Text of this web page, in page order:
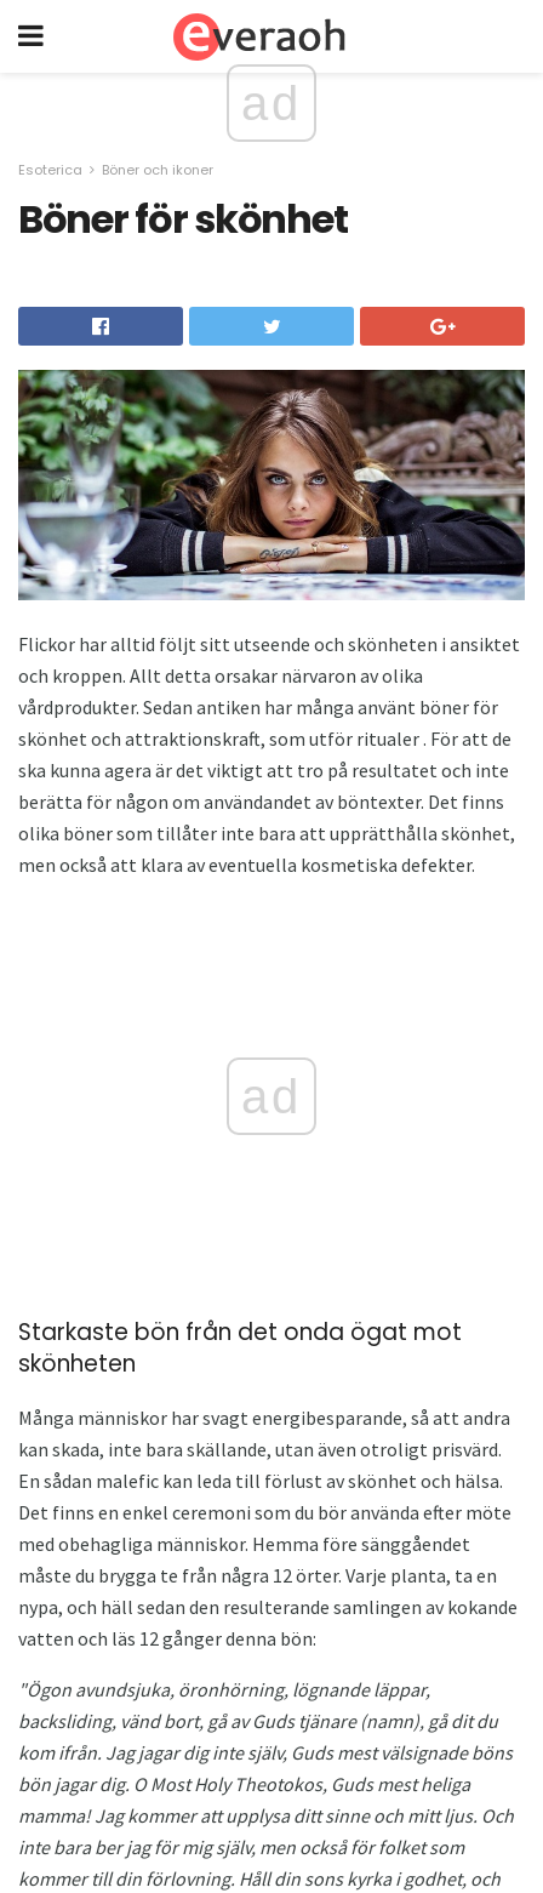
ad
Esoterica Böner och ikoner
Böner för skönhet
Flickor har alltid följt sitt utseende och skönheten i ansiktet
och kroppen. Allt detta orsakar närvaron av olika
vårdprodukter. Sedan antiken har många använt böner för
skönhet och attraktionskraft, som utför ritualer . För att de
ska kunna agera är det viktigt att tro på resultatet och inte
berätta för någon om användandet av böntexter. Det finns
olika böner som tillåter inte bara att upprätthålla skönhet,
men också att klara av eventuella kosmetiska defekter.
ad
Starkaste bön från det onda ögat mot
skönheten
Många människor har svagt energibesparande, så att andra
kan skada, inte bara skällande, utan även otroligt prisvärd.
En sådan malefic kan leda till förlust av skönhet och hälsa.
Det finns en enkel ceremoni som du bör använda efter möte
med obehagliga människor. Hemma före sänggåendet
måste du brygga te från några 12 örter. Varje planta, ta en
nypa, och häll sedan den resulterande samlingen av kokande
vatten och läs 12 gånger denna bön:
"Ögon avundsjuka, öronhörning, lögnande läppar,
backsliding, vänd bort, gå av Guds tjänare (namn), gå dit du
kom ifrån. Jag jagar dig inte själv, Guds mest välsignade böns
bön jagar dig. O Most Holy Theotokos, Guds mest heliga
mamma! Jag kommer att upplysa ditt sinne och mitt ljus. Och
inte bara ber jag för mig själv, men också för folket som
kommer till din förlovning. Håll din sons kyrka i godhet, och